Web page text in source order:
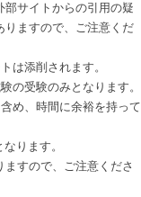
サイトからの引用の疑
りますので、ご注意くだ
は添削されます。
の受験のみとなります。
め、時間に余裕を持って
ります。
すので、ご注意くださ